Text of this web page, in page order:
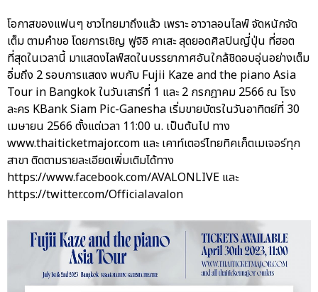
โอกาสของแฟนๆ ชาวไทยมาถึงแล้ว เพราะ อาวาลอนไลฟ์ จัดหนักจัด
เต็ม ตามคำขอ โดยการเชิญ ฟูจิอิ คาเสะ สุดยอดศิลปินญี่ปุ่น ที่ฮอต
ที่สุดในเวลานี้ มาแสดงไลฟ์สดในบรรยากาศอันใกล้ชิดอบอุ่นอย่างเต็ม
อิ่มถึง 2 รอบการแสดง พบกับ Fujii Kaze and the piano Asia
Tour in Bangkok ในวันเสาร์ที่ 1 และ 2 กรกฎาคม 2566 ณ โรง
ละคร KBank Siam Pic-Ganesha เริ่มขายบัตรในวันอาทิตย์ที่ 30
เมษายน 2566 ตั้งแต่เวลา 11:00 น. เป็นต้นไป ทาง
www.thaiticketmajor.com และ เคาท์เตอร์ไทยทิคเก็ตเมเจอร์ทุก
สาขา ติดตามรายละเอียดเพิ่มเติมได้ทาง
https://www.facebook.com/AVALONLIVE และ
https://twitter.com/Officialavalon